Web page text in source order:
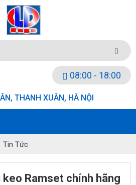
08:00 - 18:00
THANH XUÂN, HÀ NỘI
Tin Tức
keo Ramset chính hãng